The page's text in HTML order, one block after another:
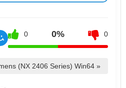
0 0% 0
(NX 2406 Series) Win64 »